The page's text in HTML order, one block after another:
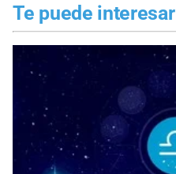
Te puede interesar